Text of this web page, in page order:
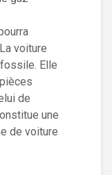
voiture
Elle
de
une
de voiture